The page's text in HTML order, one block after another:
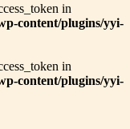
in
content/plugins/yyi-
in
content/plugins/yyi-